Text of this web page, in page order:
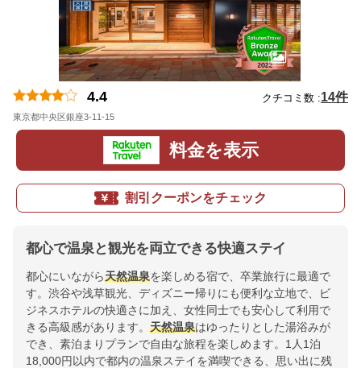
4.4 クチコミ数 :14件
東京都中央区銀座3-11-15
料金を表示
割引クーポンをチェック
都心で温泉と観光を両立できる快適ステイ
都心にいながら天然温泉を楽しめる宿で、卒業旅行に最適で
す。渋谷や浅草観光、ディズニー帰りにも便利な立地で、ビ
ジネスホテルの快適さに加え、女性同士でも安心して利用で
きる高級感があります。 天然温泉はゆったりとした湯浴みが
でき、素泊まりプランで自由な旅程を楽しめます。1人1泊
18,000円以内で都内の温泉ステイを満喫できる、思い出に残